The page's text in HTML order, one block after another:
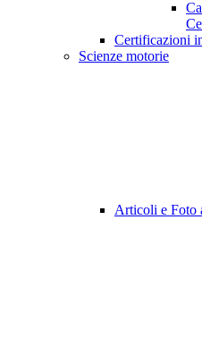
Certificazioni
Scienze motorie
Articoli e Foto